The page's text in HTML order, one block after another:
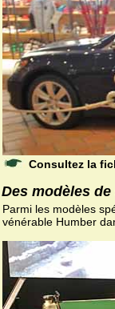
Consultez la
Des modèles
Parmi les modèles
vénérable Humber